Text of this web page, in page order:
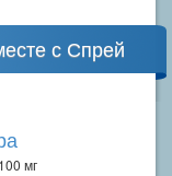
с Спрей
мг